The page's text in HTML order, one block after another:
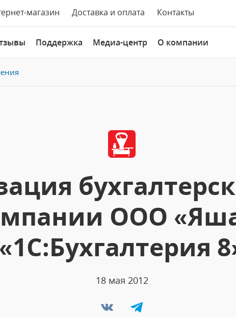
магазин Доставка и оплата Контакты
Поддержка Медиа-центр О компании
ООО
«1С:Бухгалтерия
18 мая 2012